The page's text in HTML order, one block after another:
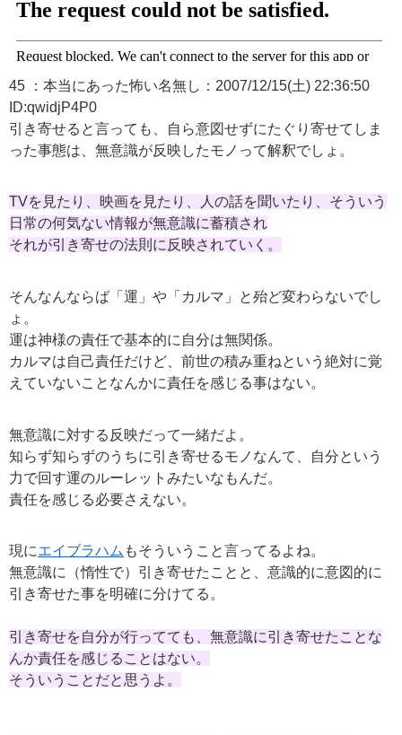
45 ：本当にあった怖い名無し：2007/12/15(土) 22:36:50
ID:qwidjP4P0
引き寄せると言っても、自ら意図せずにたぐり寄せてしま
った事態は、無意識が反映したモノって解釈でしょ。
TVを見たり、映画を見たり、人の話を聞いたり、そういう
日常の何気ない情報が無意識に蓄積され
それが引き寄せの法則に反映されていく。
そんなんならば「運」や「カルマ」と殆ど変わらないでし
ょ。
運は神様の責任で基本的に自分は無関係。
カルマは自己責任だけど、前世の積み重ねという絶対に覚
えていないことなんかに責任を感じる事はない。
無意識に対する反映だって一緒だよ。
知らず知らずのうちに引き寄せるモノなんて、自分という
力で回す運のルーレットみたいなもんだ。
責任を感じる必要さえない。
現にエイブラハム もそういうこと言ってるよね。
無意識に（惰性で）引き寄せたことと、意識的に意図的に
引き寄せた事を明確に分けてる。
引き寄せを自分が行ってても、無意識に引き寄せたことな
んか責任を感じることはない。
そういうことだと思うよ。